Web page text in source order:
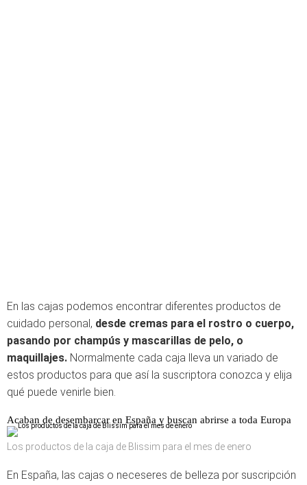
En las cajas podemos encontrar diferentes productos de
cuidado personal, desde cremas para el rostro o cuerpo,
pasando por champús y mascarillas de pelo, o
maquillajes. Normalmente cada caja lleva un variado de
estos productos para que así la suscriptora conozca y elija
qué puede venirle bien.
Acaban de desembarcar en España y buscan abrirse a toda Europa
Los productos de la caja de Blissim para el mes de enero
En España, las cajas o neceseres de belleza por suscripción